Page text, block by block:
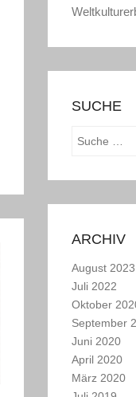
SUCHE
Suchen
ARCHIV
August 2023
Juli 2022
Oktober
September
Juni 2020
April 2020
März 2020